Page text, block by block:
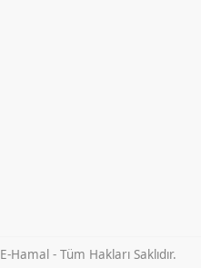
E-Hamal - Tüm Hakları Saklıdır.